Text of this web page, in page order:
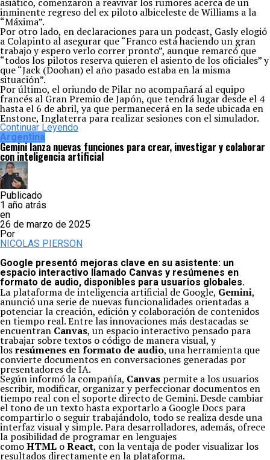
inminente regreso del ex piloto albiceleste de Williams a la
“Máxima”.
Por otro lado, en declaraciones para un podcast, Gasly elogió
a Colapinto al asegurar que “Franco está haciendo un gran
trabajo y espero verlo correr pronto”, aunque remarcó que
“todos los pilotos reserva quieren el asiento de los oficiales” y
que “Jack (Doohan) el año pasado estaba en la misma
situación”.
Por último, el oriundo de Pilar no acompañará al equipo
francés al Gran Premio de Japón, que tendrá lugar desde el 4
hasta el 6 de abril, ya que permanecerá en la sede ubicada en
Enstone, Inglaterra para realizar sesiones con el simulador.
Continuar Leyendo
Argentina
Gemini lanza nuevas funciones para crear, investigar y colaborar
con inteligencia artificial
Publicado
1 año atrás
en
26 de marzo de 2025
Por
NICOLAS PIERSON
Google presentó mejoras clave en su asistente: un
espacio interactivo llamado Canvas y resúmenes en
formato de audio, disponibles para usuarios globales.
La plataforma de inteligencia artificial de Google, Gemini,
anunció una serie de nuevas funcionalidades orientadas a
potenciar la creación, edición y colaboración de contenidos
en tiempo real. Entre las innovaciones más destacadas se
encuentran Canvas, un espacio interactivo pensado para
trabajar sobre textos o código de manera visual, y
losresúmenes en formato de audio, una herramienta que
convierte documentos en conversaciones generadas por
presentadores de IA.
Según informó la compañía, Canvas permite a los usuarios
escribir, modificar, organizar y perfeccionar documentos en
tiempo real con el soporte directo de Gemini. Desde cambiar
el tono de un texto hasta exportarlo a Google Docs para
compartirlo o seguir trabajándolo, todo se realiza desde una
interfaz visual y simple. Para desarrolladores, además, ofrece
la posibilidad de programar en lenguajes
comoHTML oReact, con la ventaja de poder visualizar los
resultados directamente en la plataforma.